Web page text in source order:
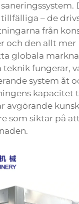
– de
från
och den allt mer
globala
teknik fungerar,
system åt
kapacitet
avgörande
som siktar på